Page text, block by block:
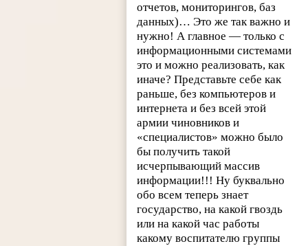
отчетов, мониторингов, баз
данных)… Это же так важно и
нужно! А главное — только с
информационными системами
это и можно реализовать, как
иначе? Представьте себе как
раньше, без компьютеров и
интернета и без всей этой
армии чиновников и
«специалистов» можно было
бы получить такой
исчерпывающий массив
информации!!! Ну буквально
обо всем теперь знает
государство, на какой гвоздь
или на какой час работы
какому воспитателю группы